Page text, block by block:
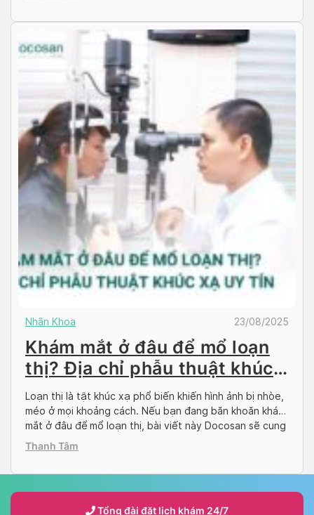
Nhãn Khoa 23/08/2025
Khám mắt ở đâu để mổ loạn
thị? Địa chỉ phẫu thuật khúc
xạ uy tín
Loạn thị là tật khúc xạ phổ biến khiến hình ảnh bị nhòe,
méo ở mọi khoảng cách. Nếu bạn đang băn khoăn khám
mắt ở đâu để mổ loạn thị, bài viết này Docosan sẽ cung
cấp thông tin về các phương pháp phẫu thuật, tiêu chí
Thanh Tâm
Tổng đài đặt lịch khám 24/7